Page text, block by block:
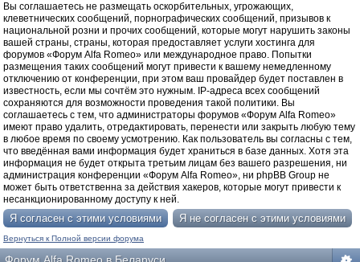
Вы соглашаетесь не размещать оскорбительных, угрожающих,
клеветнических сообщений, порнографических сообщений, призывов к
национальной розни и прочих сообщений, которые могут нарушить законы
вашей страны, страны, которая предоставляет услуги хостинга для
форумов «Форум Alfa Romeo» или международное право. Попытки
размещения таких сообщений могут привести к вашему немедленному
отключению от конференции, при этом ваш провайдер будет поставлен в
известность, если мы сочтём это нужным. IP-адреса всех сообщений
сохраняются для возможности проведения такой политики. Вы
соглашаетесь с тем, что администраторы форумов «Форум Alfa Romeo»
имеют право удалить, отредактировать, перенести или закрыть любую тему
в любое время по своему усмотрению. Как пользователь вы согласны с тем,
что введённая вами информация будет храниться в базе данных. Хотя эта
информация не будет открыта третьим лицам без вашего разрешения, ни
администрация конференции «Форум Alfa Romeo», ни phpBB Group не
может быть ответственна за действия хакеров, которые могут привести к
несанкционированному доступу к ней.
Вернуться к Полной версии форума